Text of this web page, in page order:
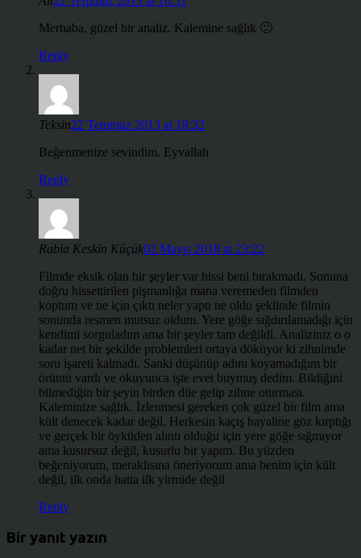
Merhaba, güzel bir analiz. Kalemine sağlık 🙂
Reply
Teksin22 Temmuz 2013 at 18:32
Beğenmenize sevindim. Eyvallah
Reply
Rabia Keskin Küçük02 Mayıs 2018 at 23:22
Filmde eksik olan bir şeyler var hissi beni bırakmadı. Sonuna
doğru hissettirilen pişmanlığa mana veremeden filmden
koptum ve ne için çıktı neler yaptı ne oldu şeklinde filmin
sonunda resmen mutsuz oldum. Yere göğe sığdırılamadığı için
kendimi sorguladım ama bir şeyler tam değildi. Analiziniz o o
kadar net bir şekilde problemleri ortaya döküyor ki zihnimde
soru işareti kalmadı. Sanki düşünüp adını koyamadığım bir
örüntü vardı ve okuyunca işte evet buymuş dedim. Bildiğini
bilmediğin bir şeyin birden dile gelip zihne oturması.
Kaleminize sağlık. İzlenmesi gereken çok güzel bir film ama
kült denecek kadar değil. Herkesin kaçış hayaline göz kırptığı
ve gerçek bir öyküden alıntı olduğu için yere göğe sığmıyor
ama kusursuz değil, kusurlu bir yapım. Bu yüzden
beğeniyorum, meraklısına öneriyorum ama benim için kült
değil, ilk onda hatta ilk yirmide değil
Reply
Bir yanıt yazın